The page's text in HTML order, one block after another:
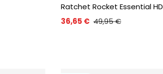
Ratchet Rocket Essential HD
36,65 € 49,95 €